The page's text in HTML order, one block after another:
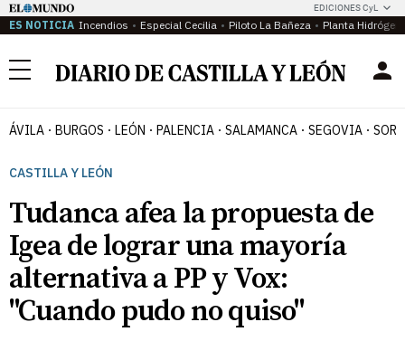
EDICIONES CyL
ES NOTICIA Incendios Especial Cecilia Piloto La Bañeza Planta
Menú
ÁVILA BURGOS LEÓN PALENCIA SALAMANCA SEGOVIA
CASTILLA Y LEÓN
Tudanca afea la propuesta de
Igea de lograr una mayoría
alternativa a PP y Vox:
"Cuando pudo no quiso"